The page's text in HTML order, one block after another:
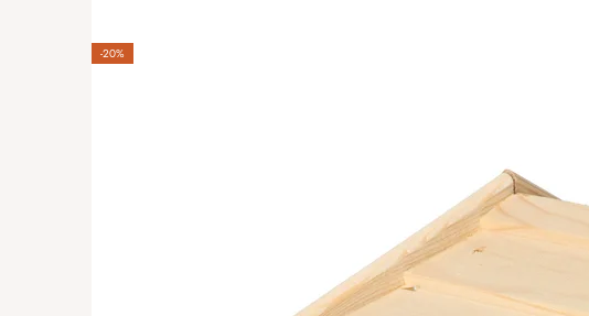
Materiál v pohodě. Spoje jsou někdy
-20%